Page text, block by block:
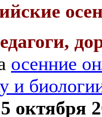
осенние
и
октября